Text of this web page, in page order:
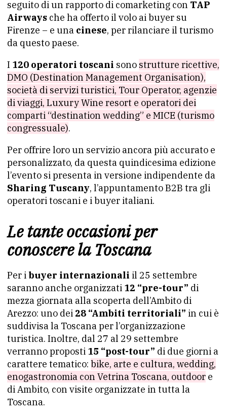
seguito di un rapporto di comarketing con TAP
Airways che ha offerto il volo ai buyer su
Firenze – e una cinese, per rilanciare il turismo
da questo paese.
I 120 operatori toscani sono strutture ricettive,
DMO (Destination Management Organisation),
società di servizi turistici, Tour Operator, agenzie
di viaggi, Luxury Wine resort e operatori dei
comparti “destination wedding” e MICE (turismo
congressuale).
Per offrire loro un servizio ancora più accurato e
personalizzato, da questa quindicesima edizione
l’evento si presenta in versione indipendente da
Sharing Tuscany, l’appuntamento B2B tra gli
operatori toscani e i buyer italiani.
Le tante occasioni per
conoscere la Toscana
Per i buyer internazionali il 25 settembre
saranno anche organizzati 12 “pre-tour” di
mezza giornata alla scoperta dell’Ambito di
Arezzo: uno dei 28 “Ambiti territoriali” in cui è
suddivisa la Toscana per l’organizzazione
turistica. Inoltre, dal 27 al 29 settembre
verranno proposti 15 “post-tour” di due giorni a
carattere tematico: bike, arte e cultura, wedding,
enogastronomia con Vetrina Toscana, outdoor e
di Ambito, con visite organizzate in tutta la
Toscana.